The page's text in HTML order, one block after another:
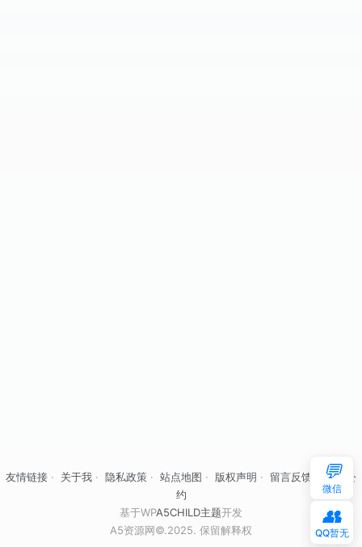
友情链接 · 关于我 · 隐私政策 · 站点地图 · 版权声明 · 留言反馈
自律公
约
基于WPA5CHILD主题开发
A5资源网©.2025. 保留解释权
💬
微信
👥
QQ暂无